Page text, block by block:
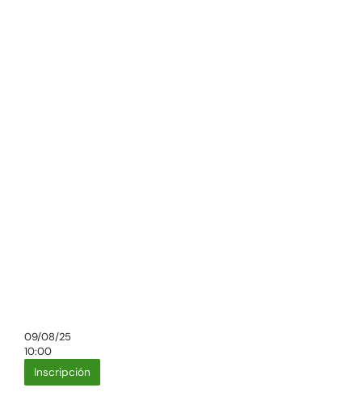
09/08/25
10:00
Inscripción